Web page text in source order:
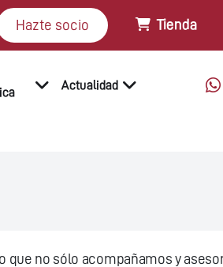
Hazte socio Tienda
Actualidad
que no sólo acompañamos y